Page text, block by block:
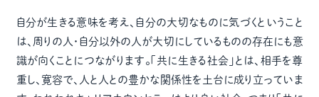
自分が生きる意味を考え、自分の大切なものに気づくということ
は、周りの人・自分以外の人が大切にしているものの存在にも意
識が向くことにつながります。「共に生きる社会」とは、相手を尊
重し、寛容で、人と人との豊かな関係性を土台に成り立っていま